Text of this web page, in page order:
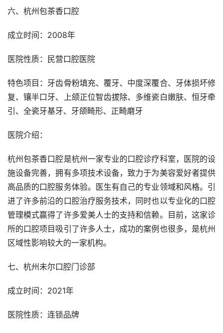
六、杭州包茶香口腔
成立时间：2008年
医院性质：民营口腔医院
特色项目：牙齿骨粉填充、覆牙、中度深覆合、牙体损坏修
复、镶半口牙、上颌正位智齿拔除、多维瓷白嫩肤、恒牙牵
引、全瓷牙基牙、牙颌畸形、正畸磨牙
医院介绍：
杭州包茶香口腔是杭州一家专业的口腔诊疗科室，医院的设
施设备完善，拥有多项技术设备，致力于为美容爱好者提供
高品质的口腔服务体验。医生有自己的专业领域和风格。引
进了许多前沿的口腔治疗服务技术，同时也以专业化的口腔
管理模式赢得了许多爱美人士的支持和信赖。目前，这家诊
所的口腔项目吸引了许多人士，成功的案例也很多，是杭州
区域性影响较大的一家机构。
七、杭州未尔口腔门诊部
成立时间：2021年
医院性质：连锁品牌